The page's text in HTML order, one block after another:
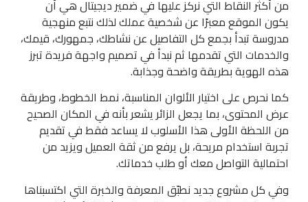
من أكثر النقاط التي نركز عليها في ضمير ديجيتال هي أن
يكون الموقع معبرًا عن شخصية عملك لذلك نتبع منهجية
مدروسة تبدأ بجمع كل التفاصيل عن نشاطك، جمهورك، قيمك،
والخدمات التي تقدمها ثم نبدأ في تصميم واجهة فريدة تبرز
هذه الهوية بطريقة واضحة وجذابة.
كما نحرص على اختيار الألوان المناسبة، نمط الخطوط، وطريقة
عرض المحتوى، بما يجعل الزائر يشعر بأنه في المكان الصحيح
من اللحظة الأولى هذا الأسلوب لا يساعد فقط في تقديم
تجربة استخدام مريحة، بل يرفع من ثقة العميل ويزيد من
احتمالية التواصل معك أو طلب خدماتك.
وفي كل مشروع جديد نطبّق المعرفة والخبرة التي اكتسبناها